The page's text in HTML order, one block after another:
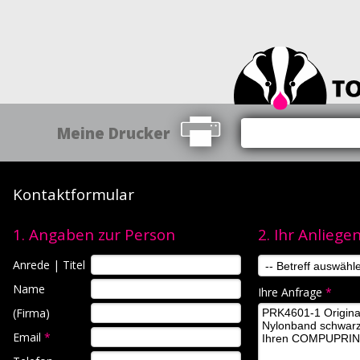
Meine Drucker
Kontaktformular
1. Angaben zur Person
Anrede | Titel
Name
(Firma)
Email *
2. Ihr
Ihre Anfrage*